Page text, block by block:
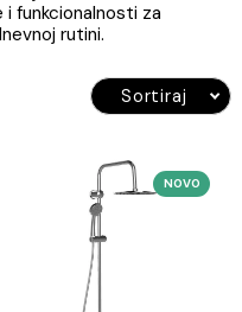
pružaju luksuzno
i funkcionalnosti za